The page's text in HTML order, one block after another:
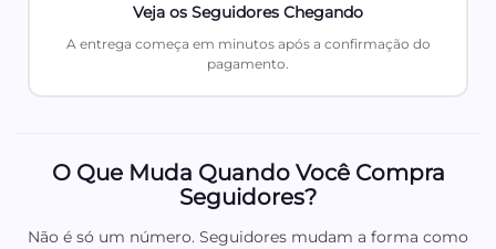
Veja os Seguidores Chegando
A entrega começa em minutos após a confirmação do
pagamento.
O Que Muda Quando Você Compra
Seguidores?
Não é só um número. Seguidores mudam a forma como